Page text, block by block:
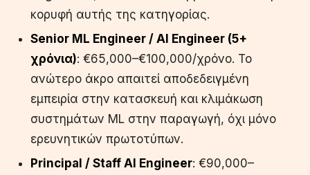
κορυφή αυτής της κατηγορίας.
Senior ML Engineer / AI Engineer (5+
χρόνια): €65,000–€100,000/χρόνο. Το
ανώτερο άκρο απαιτεί αποδεδειγμένη
εμπειρία στην κατασκευή και κλιμάκωση
συστημάτων ML στην παραγωγή, όχι μόνο
ερευνητικών πρωτοτύπων.
Principal / Staff AI Engineer: €90,000–